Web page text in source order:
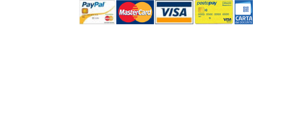
Allora iscriviti alla nostra newsletter!
Sarai informato delle nostre novità, potrai
comunque cancellarti quando desideri.